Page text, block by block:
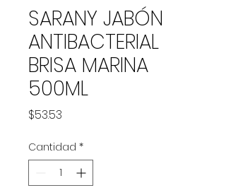
SARANY JABÓN
ANTIBACTERIAL
BRISA MARINA
500ML
$53.53
Cantidad *